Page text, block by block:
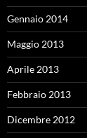
Gennaio 2014
Maggio 2013
Aprile 2013
Febbraio 2013
Dicembre 2012